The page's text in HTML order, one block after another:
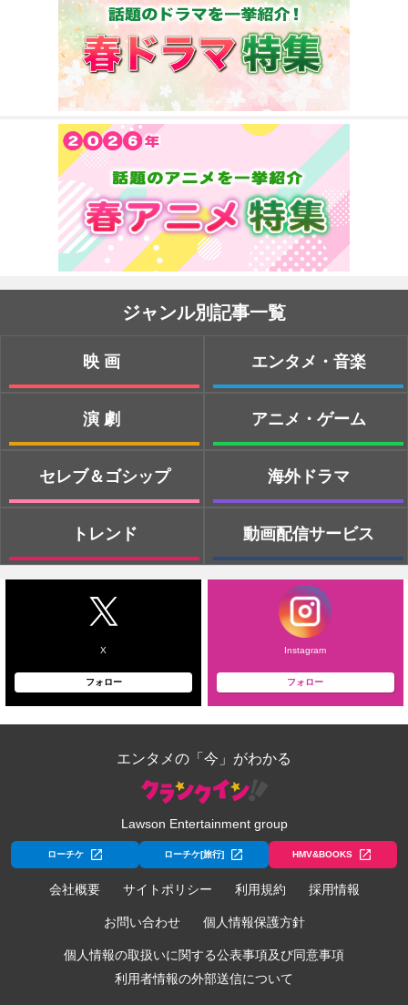
ジャンル別記事一覧
映画
演劇
セレブ＆ゴシップ
トレンド
エンタメ・音楽
アニメ・ゲーム
海外ドラマ
動画配信サービス
X
フォロー
Instagram
フォロー
エンタメの「今」がわかる
Lawson Entertainment group
ローチケ ローチケ[旅行] HMV&BOOKS
会社概要 サイトポリシー 利用規約 採用情報
お問い合わせ 個人情報保護方針
個人情報の取扱いに関する公表事項及び同意事項
利用者情報の外部送信について